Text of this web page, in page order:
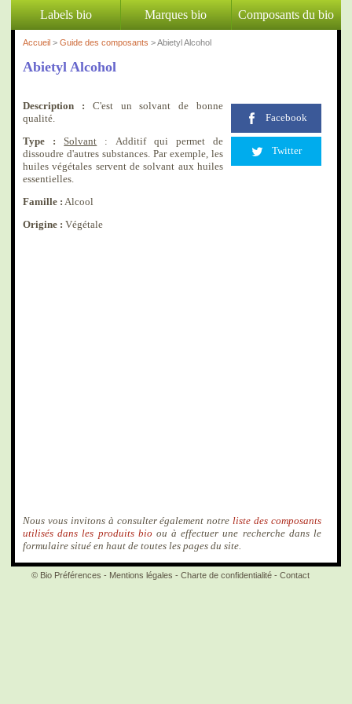
Labels bio Marques bio Composants du bio
Accueil > Guide des composants > Abietyl Alcohol
Abietyl Alcohol
Facebook
Twitter
Description : C'est un solvant de bonne
qualité.
Type :
Solvant : Additif qui permet de
dissoudre d'autres substances. Par exemple, les
huiles végétales servent de solvant aux huiles
essentielles.
Famille : Alcool
Origine : Végétale
Nous vous invitons à consulter également notreliste des composants
utilisés dans les produits bio ou à effectuer une recherche dans le
formulaire situé en haut de toutes les pages du site.
© Bio Préférences - Mentions légales - Charte de confidentialité- Contact